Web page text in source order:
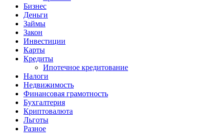
Бизнес
Деньги
Займы
Закон
Инвестиции
Карты
Кредиты
Ипотечное кредитование
Налоги
Недвижимость
Финансовая грамотность
Бухгалтерия
Криптовалюта
Льготы
Разное